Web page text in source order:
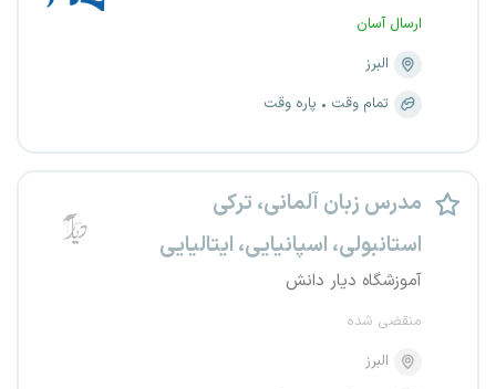
ارسال آسان
البرز
تمام وقت
پاره وقت
مدرس زبان آلمانی، ترکی
استانبولی، اسپانیایی، ایتالیایی
آموزشگاه دیار دانش
منقضی شده
البرز